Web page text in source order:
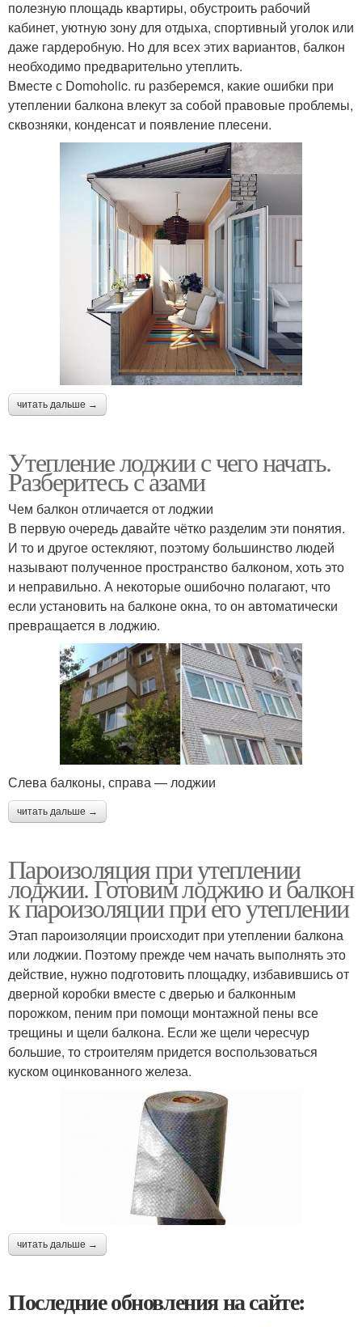
полезную площадь квартиры, обустроить рабочий
кабинет, уютную зону для отдыха, спортивный уголок или
даже гардеробную. Но для всех этих вариантов, балкон
необходимо предварительно утеплить.
Вместе с Domoholic. ru разберемся, какие ошибки при
утеплении балкона влекут за собой правовые проблемы,
сквозняки, конденсат и появление плесени.
читать дальше →
Утепление лоджии с чего начать.
Разберитесь с азами
Чем балкон отличается от лоджии
В первую очередь давайте чётко разделим эти понятия.
И то и другое остекляют, поэтому большинство людей
называют полученное пространство балконом, хоть это
и неправильно. А некоторые ошибочно полагают, что
если установить на балконе окна, то он автоматически
превращается в лоджию.
Слева балконы, справа — лоджии
читать дальше →
Пароизоляция при утеплении
лоджии. Готовим лоджию и балкон
к пароизоляции при его утеплении
Этап пароизоляции происходит при утеплении балкона
или лоджии. Поэтому прежде чем начать выполнять это
действие, нужно подготовить площадку, избавившись от
дверной коробки вместе с дверью и балконным
порожком, пеним при помощи монтажной пены все
трещины и щели балкона. Если же щели чересчур
большие, то строителям придется воспользоваться
куском оцинкованного железа.
читать дальше →
Последние обновления на сайте: